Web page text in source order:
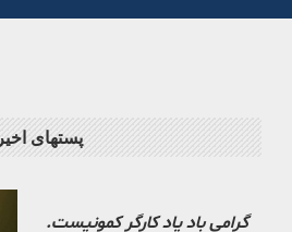
پستهای اخیر
گرامی باد یاد کارگر کمونیست.